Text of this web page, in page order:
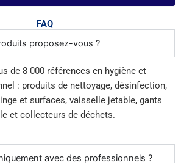
FAQ
proposez-vous ?
de 8 000 références en hygiène et
: produits de nettoyage, désinfection,
et surfaces, vaisselle jetable, gants
et collecteurs de déchets.
avec des professionnels ?